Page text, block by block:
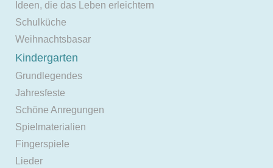
Ideen, die das Leben erleichtern
Schulküche
Weihnachtsbasar
Kindergarten
Grundlegendes
Jahresfeste
Schöne Anregungen
Spielmaterialien
Fingerspiele
Lieder